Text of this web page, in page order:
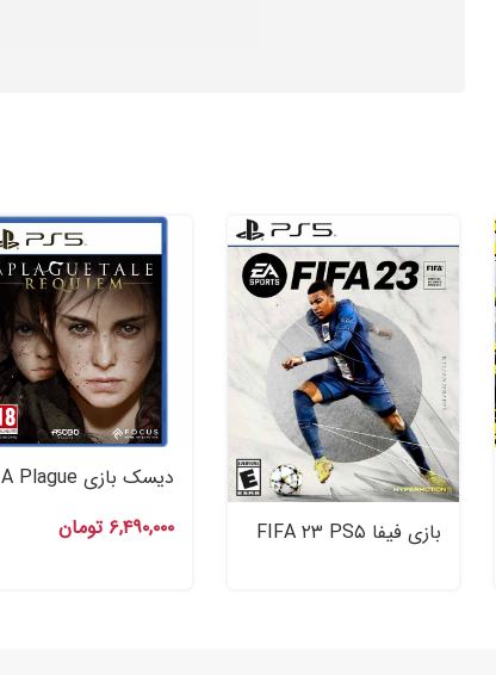
بازی فیفا FIFA ۲۳ PS۵
دیسک بازی A Plague
۶,۴۹۰,۰۰۰ تومان